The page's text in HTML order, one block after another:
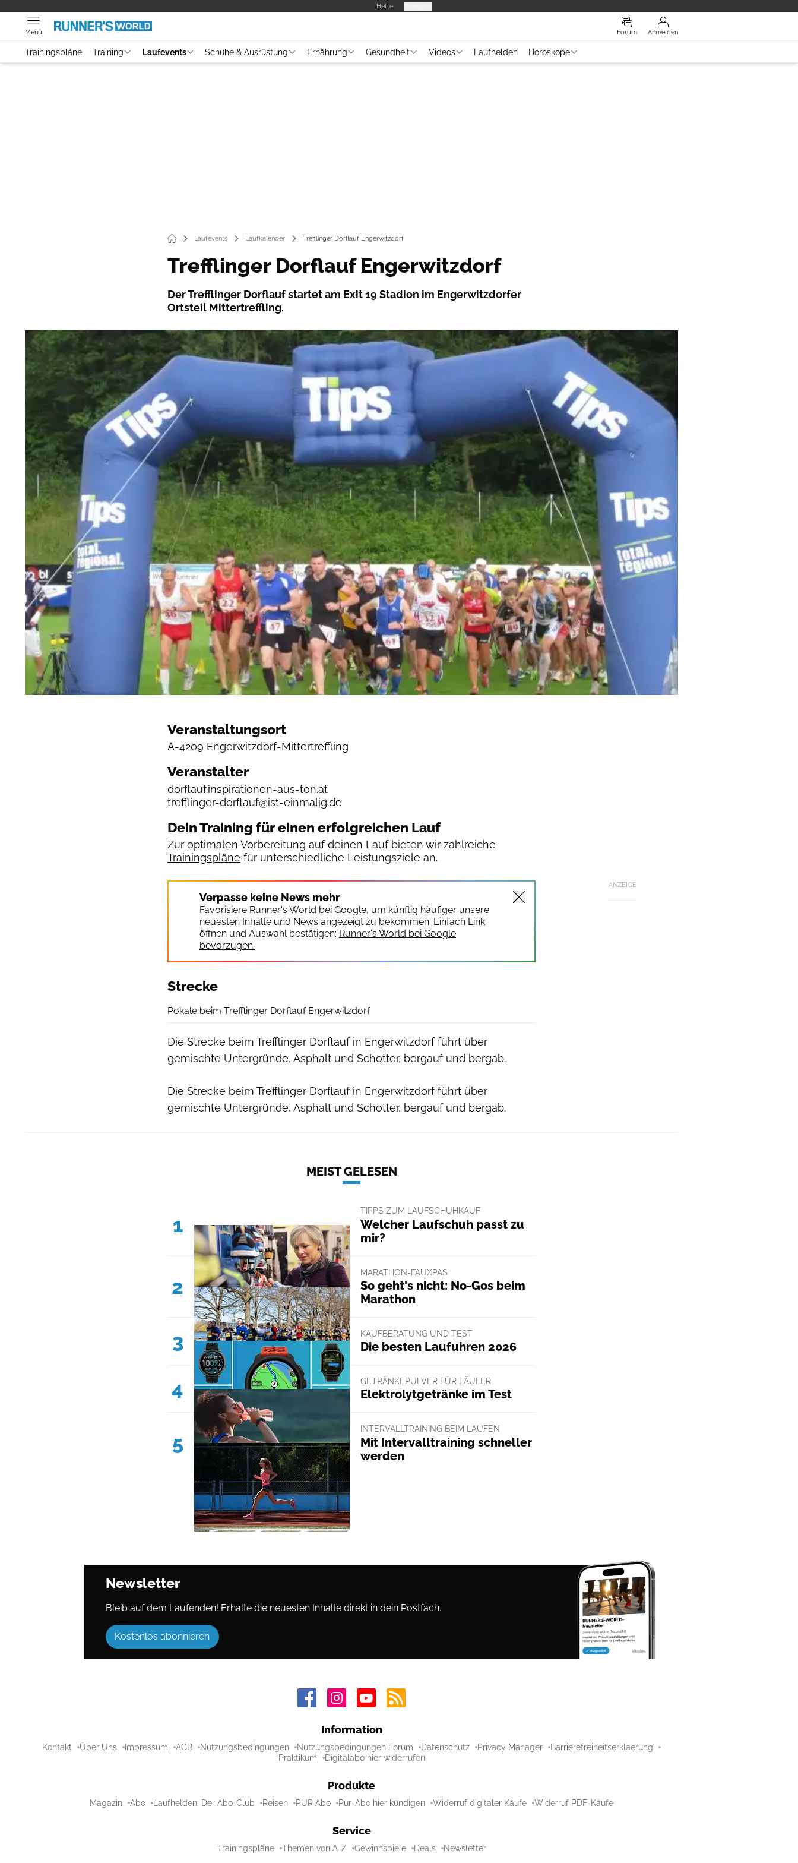
Hefte
Forum Anmelden
Menü
Trainingspläne Training Laufevents Schuhe & Ausrüstung Ernährung Gesundheit Videos Laufhelden Horoskope
Laufevents Laufkalender Trefflinger Dorflauf Engerwitzdorf
Trefflinger Dorflauf Engerwitzdorf
Der Trefflinger Dorflauf startet am Exit 19 Stadion im Engerwitzdorfer
Ortsteil Mittertreffling.
Veranstaltungsort
A-4209 Engerwitzdorf-Mittertreffling
Veranstalter
dorflauf.inspirationen-aus-ton.at
trefflinger-dorflauf@ist-einmalig.de
Dein Training für einen erfolgreichen Lauf
Zur optimalen Vorbereitung auf deinen Lauf bieten wir zahlreiche
Trainingspläne für unterschiedliche Leistungsziele an.
ANZEIGE
Verpasse keine News mehr
Favorisiere Runner's World bei Google, um künftig häufiger unsere
neuesten Inhalte und News angezeigt zu bekommen. Einfach Link
öffnen und Auswahl bestätigen: Runner's World bei Google
bevorzugen.
Strecke
Pokale beim Trefflinger Dorflauf Engerwitzdorf
Die Strecke beim Trefflinger Dorflauf in Engerwitzdorf führt über
gemischte Untergründe, Asphalt und Schotter, bergauf und bergab.
Die Strecke beim Trefflinger Dorflauf in Engerwitzdorf führt über
gemischte Untergründe, Asphalt und Schotter, bergauf und bergab.
MEIST GELESEN
1
TIPPS ZUM LAUFSCHUHKAUF
Welcher Laufschuh passt zu
mir?
2
MARATHON-FAUXPAS
So geht's nicht: No-Gos beim
Marathon
3 KAUFBERATUNG UND TEST
Die besten Laufuhren 2026
4 GETRÄNKEPULVER FÜR LÄUFER
Elektrolytgetränke im Test
5
INTERVALLTRAINING BEIM LAUFEN
Mit Intervalltraining schneller
werden
Newsletter
Bleib auf dem Laufenden! Erhalte die neuesten Inhalte direkt in dein Postfach.
Kostenlos abonnieren
Information
Kontakt Über Uns Impressum AGB Nutzungsbedingungen Nutzungsbedingungen Forum Datenschutz Privacy Manager
Barrierefreiheitserklaerung
Praktikum
Digitalabo hier widerrufen
Produkte
Magazin Abo Laufhelden: Der Abo-Club Reisen PUR Abo Pur-Abo hier kündigen Widerruf digitaler Käufe Widerruf PDF-Käufe
Service
Trainingspläne Themen von A-Z Gewinnspiele Deals Newsletter